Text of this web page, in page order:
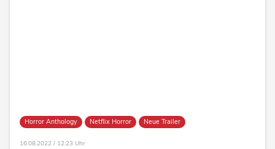
Horror Anthology Netflix Horror Neue Trailer
16.08.2022 / 12:23 Uhr